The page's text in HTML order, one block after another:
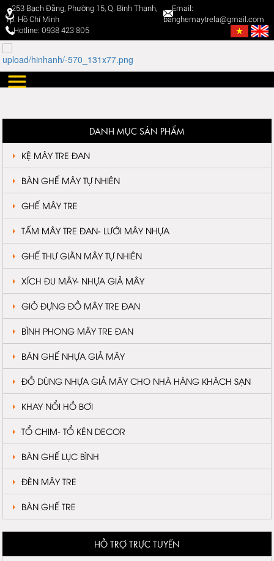
253 Bạch Đằng, Phường 15, Q. Bình Thạnh,
Tp. Hồ Chí Minh
Email:
banghemaytrela@gmail.com
Hotline: 0938 423 805
DANH MỤC SẢN PHẨM
KỆ MÂY TRE ĐAN
BÀN GHẾ MÂY TỰ NHIÊN
GHẾ MÂY TRE
TẤM MÂY TRE ĐAN- LƯỚI MÂY NHỰA
GHẾ THƯ GIÃN MÂY TỰ NHIÊN
XÍCH ĐU MÂY- NHỰA GIẢ MÂY
GIỎ ĐỰNG ĐỒ MÂY TRE ĐAN
BÌNH PHONG MÂY TRE ĐAN
BÀN GHẾ NHỰA GIẢ MÂY
ĐỒ DÙNG NHỰA GIẢ MÂY CHO NHÀ HÀNG KHÁCH SẠN
KHAY NỔI HỒ BƠI
TỔ CHIM- TỔ KÉN DECOR
BÀN GHẾ LỤC BÌNH
ĐÈN MÂY TRE
BÀN GHẾ TRE
HỖ TRỢ TRỰC TUYẾN